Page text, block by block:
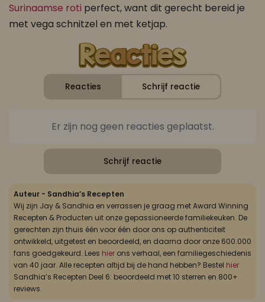
Surinaamse roti perfect, want dit gerecht bereid je
met vega schnitzel en met ketjap.
Reacties Schrijf reactie
Er zijn nog geen reacties geplaatst.
Schrijf reactie
Auteur - Sandhia’s Recepten
Wij zijn Jay & Sandhia en verrassen je graag met Award Winning
Recepten & Producten uit onze gepassioneerde familiekeuken. De
gerechten zijn thuis één voor één door ons op authenticiteit
ontwikkeld, uitgetest en beoordeeld, en daarna door onze 600.000
fans goedgekeurd. Lees hier ons verhaal, een familiegeschiedenis
van 40 jaar. Alle recepten altijd bij de hand hebben? Bestel hier
Sandhia’s Recepten Deel 6: beoordeeld met 10 sterren en 800+
reviews.